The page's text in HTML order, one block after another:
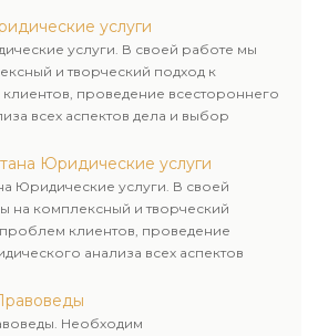
услуги
услуги. В своей работе мы
и творческий подход к
проведение всестороннего
всех аспектов дела и выбор
Юридические услуги
Юридические услуги. В своей
на комплексный и творческий
клиентов, проведение
анализа всех аспектов
пути для его успешного
Необходим